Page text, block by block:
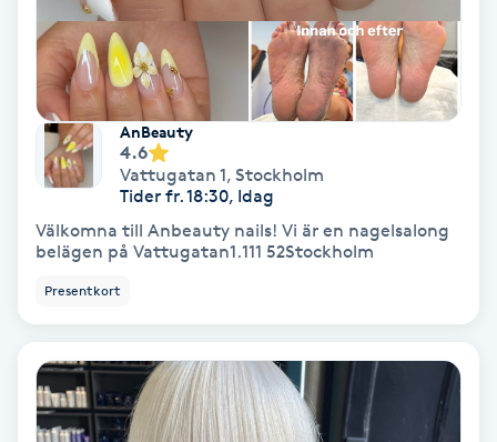
Nagelvård
Naglar borttagning
Naglar reparation
Naprapati
Navelpiercing
Ny frisyr
AnBeauty
4.6
Vattugatan 1, Stockholm
Tider fr. 18:30, Idag
Välkomna till Anbeauty nails! Vi är en nagelsalong
belägen på Vattugatan1.111 52Stockholm
Presentkort